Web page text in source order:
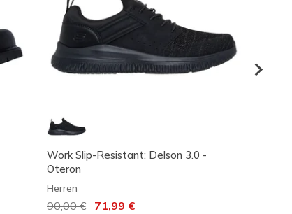
Work Slip-Resistant: Delson 3.0 -
Oteron
Herren
Reduziert von
90,00 €auf71,99 €